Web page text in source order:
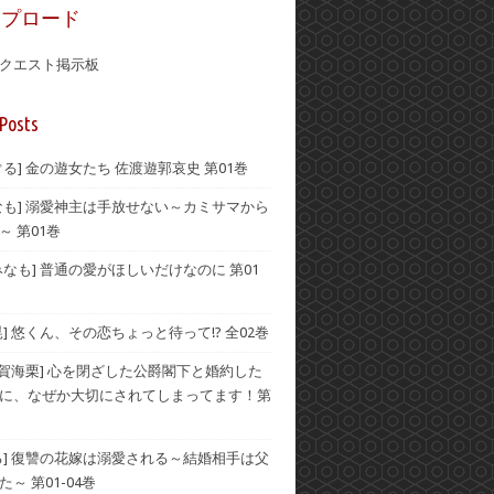
ロード
エスト掲示板
] 金の遊女たち 佐渡遊郭哀史 第01巻
] 溺愛神主は手放せない～カミサマから
第01巻
も] 普通の愛がほしいだけなのに 第01
悠くん、その恋ちょっと待って!? 全02巻
海栗] 心を閉ざした公爵閣下と婚約した
、なぜか大切にされてしまってます！第
復讐の花嫁は溺愛される～結婚相手は父
～ 第01-04巻